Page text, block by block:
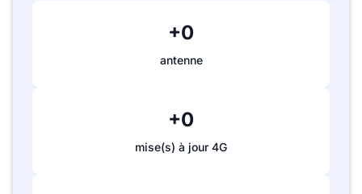
+0
antenne
+0
mise(s) à jour 4G